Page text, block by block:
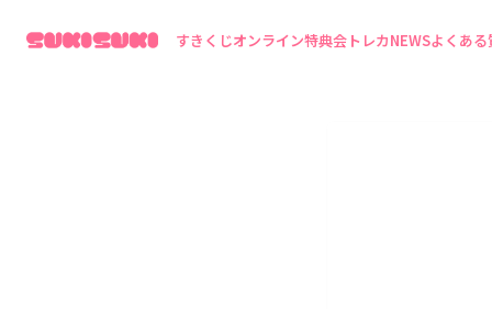
すきくじオンライン特典会 トレカNEWSよくある